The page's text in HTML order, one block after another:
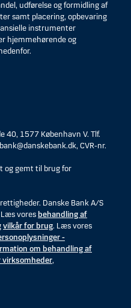
udførelse og formidling af
samt placering, opbevaring
instrumenter
hjemmehørende og
40, 1577 København V. Tlf.
CVR-nr.
og gemt til brug for
Danske Bank A/S
Læs vores behandling af
vilkår for brug. Læs vores
-
om behandling af
virksomheder,